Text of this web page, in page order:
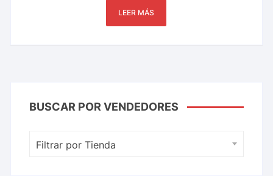
LEER MÁS
BUSCAR POR VENDEDORES
Filtrar por Tienda